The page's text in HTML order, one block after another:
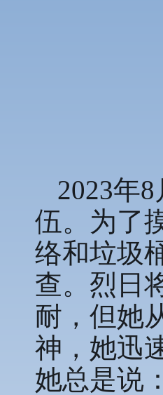
2023年
伍。为了
络和垃圾
查。烈日
耐，但她
神，她迅
她总是说